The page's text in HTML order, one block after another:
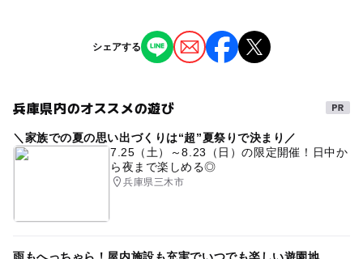
予約/応募
【注意事項】
子供の料金詳細
※税込価格
季節のイベント
タグ
子どもが楽しめる お預かり 1日体験 春休み
一日体験
シェアする
兵庫県内のオススメの遊び
＼家族での夏の思い出づくりは“超”夏祭りで決まり／
7.25（土）～8.23（日）の限定開催！日中か
ら夜まで楽しめる◎
兵庫県三木市